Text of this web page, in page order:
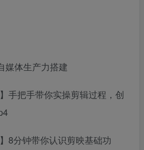
媒体生产力搭建
手把手带你实操剪辑过程，创
8分钟带你认识剪映基础功